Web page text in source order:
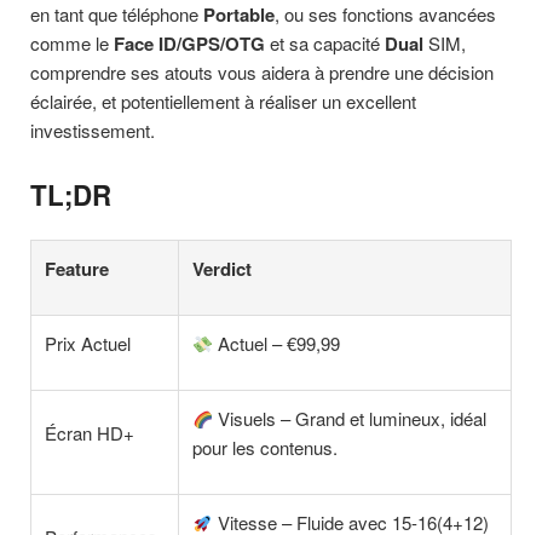
en tant que téléphone Portable, ou ses fonctions avancées
comme le Face ID/GPS/OTG et sa capacité Dual SIM,
comprendre ses atouts vous aidera à prendre une décision
éclairée, et potentiellement à réaliser un excellent
investissement.
TL;DR
Feature Verdict
Prix Actuel Actuel – €99,99
Écran HD+
Visuels – Grand et lumineux, idéal
pour les contenus.
Vitesse – Fluide avec 15-16(4+12)